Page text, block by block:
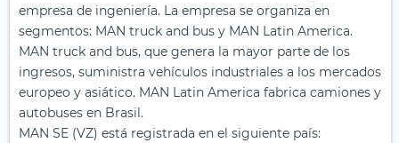
empresa de ingeniería. La empresa se organiza en
segmentos: MAN truck and bus y MAN Latin America.
MAN truck and bus, que genera la mayor parte de los
ingresos, suministra vehículos industriales a los mercados
europeo y asiático. MAN Latin America fabrica camiones y
autobuses en Brasil.
MAN SE (VZ) está registrada en el siguiente país: